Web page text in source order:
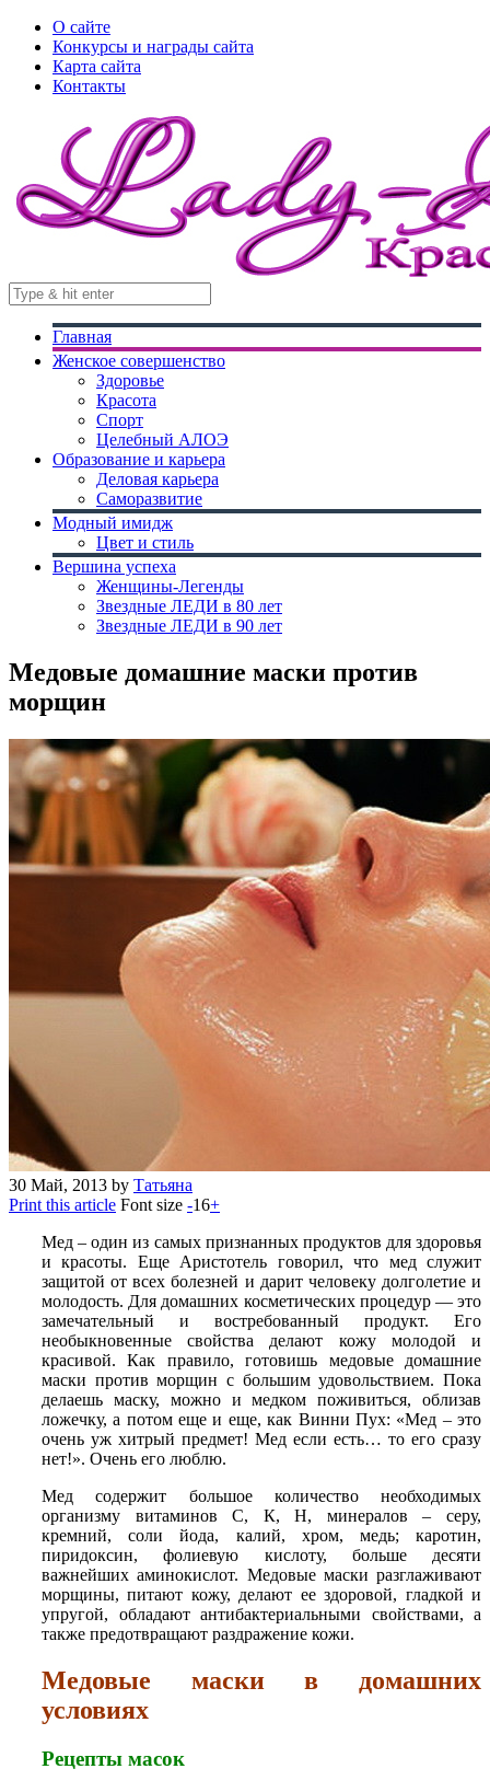
О сайте
Конкурсы и награды сайта
Карта сайта
Контакты
Главная
Женское совершенство
Здоровье
Красота
Спорт
Целебный АЛОЭ
Образование и карьера
Деловая карьера
Саморазвитие
Модный имидж
Цвет и стиль
Вершина успеха
Женщины-Легенды
Звездные ЛЕДИ в 80 лет
Звездные ЛЕДИ в 90 лет
Медовые домашние маски против
морщин
30 Май, 2013 by Татьяна
Print this article Font size -16+
Мед – один из самых признанных продуктов для здоровья
и красоты. Еще Аристотель говорил, что мед служит
защитой от всех болезней и дарит человеку долголетие и
молодость. Для домашних косметических процедур — это
замечательный и востребованный продукт. Его
необыкновенные свойства делают кожу молодой и
красивой. Как правило, готовишь медовые домашние
маски против морщин с большим удовольствием. Пока
делаешь маску, можно и медком поживиться, облизав
ложечку, а потом еще и еще, как Винни Пух: «Мед – это
очень уж хитрый предмет! Мед если есть… то его сразу
нет!». Очень его люблю.
Мед содержит большое количество необходимых
организму витаминов С, К, Н, минералов – серу,
кремний, соли йода, калий, хром, медь; каротин,
пиридоксин, фолиевую кислоту, больше десяти
важнейших аминокислот. Медовые маски разглаживают
морщины, питают кожу, делают ее здоровой, гладкой и
упругой, обладают антибактериальными свойствами, а
также предотвращают раздражение кожи.
Медовые маски в домашних
условиях
Рецепты масок